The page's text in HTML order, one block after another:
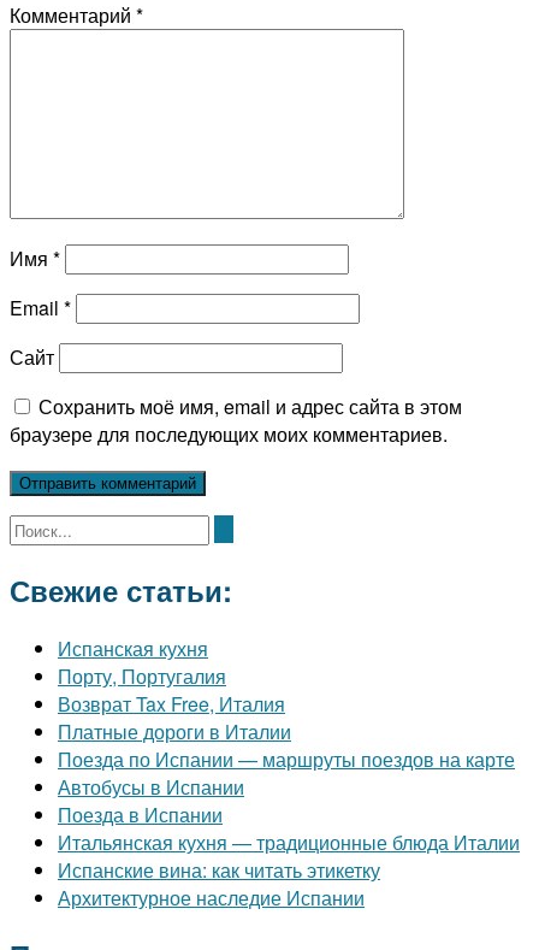
Комментарий *
Имя *
Email *
Сайт
Сохранить моё имя, email и адрес сайта в этом
браузере для последующих моих комментариев.
Свежие статьи:
Испанская кухня
Порту, Португалия
Возврат Tax Free, Италия
Платные дороги в Италии
Поезда по Испании — маршруты поездов на карте
Автобусы в Испании
Поезда в Испании
Итальянская кухня — традиционные блюда Италии
Испанские вина: как читать этикетку
Архитектурное наследие Испании